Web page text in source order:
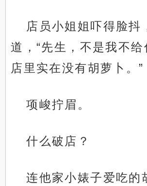
店员小姐姐吓得脸抖
道，“先生，不是我不给
店里实在没有胡萝卜。”
项峻拧眉。
什么破店？
连他家小婊子爱吃的